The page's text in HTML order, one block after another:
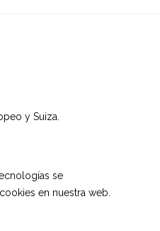
y Suiza.
se
en nuestra web.